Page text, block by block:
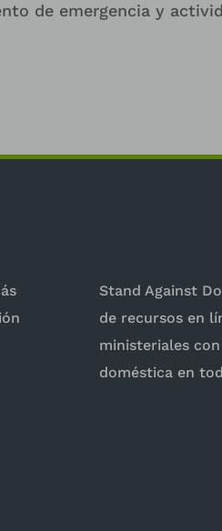
de emergencia y
Stand Against
de recursos en
ministeriales
doméstica en